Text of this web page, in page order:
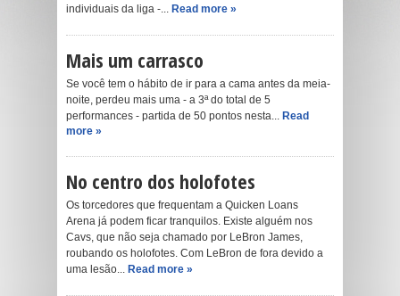
individuais da liga -... Read more »
Mais um carrasco
Se você tem o hábito de ir para a cama antes da meia-
noite, perdeu mais uma - a 3ª do total de 5
performances - partida de 50 pontos nesta... Read
more »
No centro dos holofotes
Os torcedores que frequentam a Quicken Loans
Arena já podem ficar tranquilos. Existe alguém nos
Cavs, que não seja chamado por LeBron James,
roubando os holofotes. Com LeBron de fora devido a
uma lesão... Read more »